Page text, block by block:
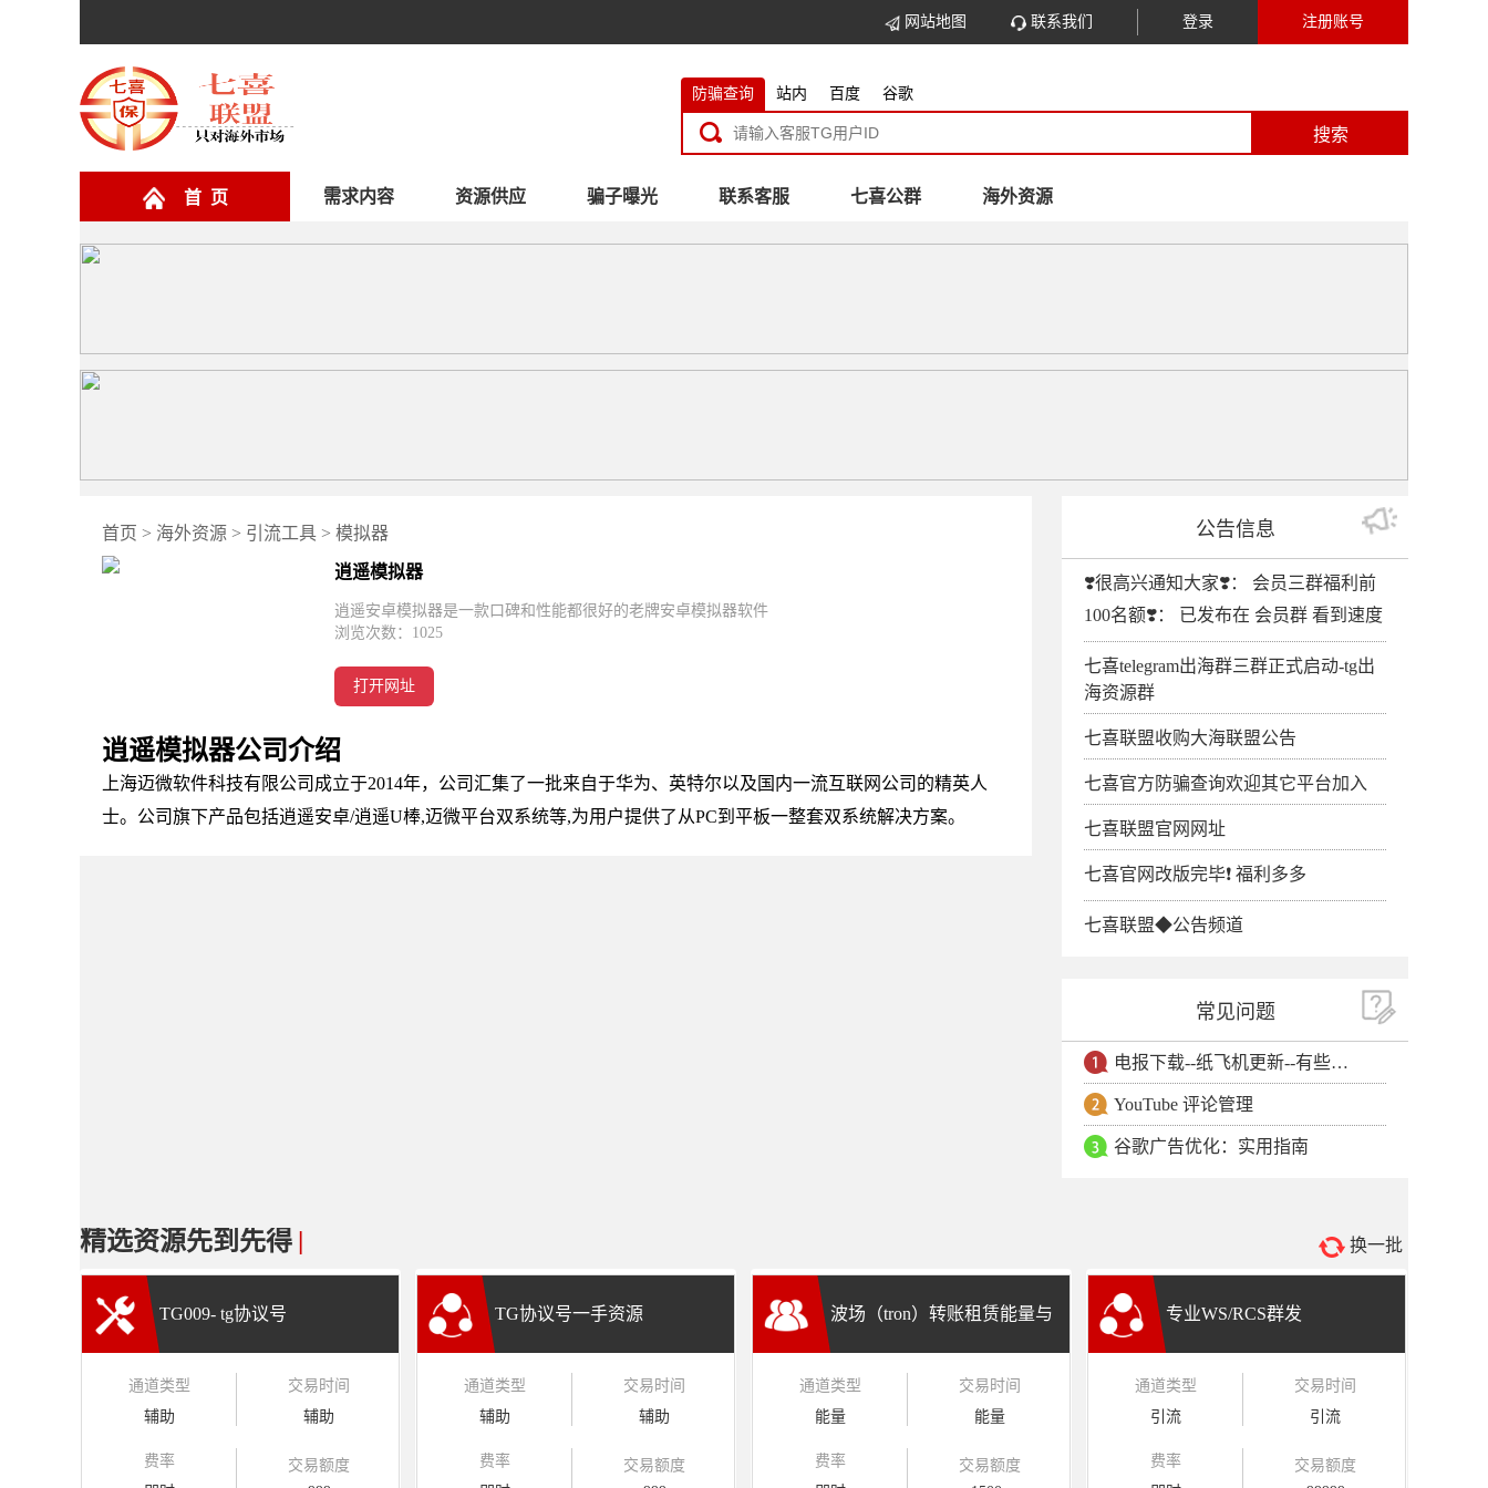
注册账号
登录
联系我们
网站地图
防骗查询 站内 百度 谷歌
搜索
首 页 需求内容 资源供应 骗子曝光 联系客服 七喜公群 海外资源
首页 > 海外资源 > 引流工具 > 模拟器
逍遥模拟器
逍遥安卓模拟器是一款口碑和性能都很好的老牌安卓模拟器软件
浏览次数： 1025
打开网址
逍遥模拟器公司介绍
上海迈微软件科技有限公司成立于2014年，公司汇集了一批来自于华为、英特尔以及国内一流互联网公司的精英人
士。公司旗下产品包括逍遥安卓/逍遥U棒,迈微平台双系统等,为用户提供了从PC到平板一整套双系统解决方案。
公告信息
❣️很高兴通知大家❣️： 会员三群福利前
100名额❣️： 已发布在 会员群 看到速度
七喜telegram出海群三群正式启动-tg出
海资源群
七喜联盟收购大海联盟公告
七喜官方防骗查询欢迎其它平台加入
七喜联盟官网网址
七喜官网改版完毕❗️ 福利多多
七喜联盟◆公告频道
常见问题
电报下载--纸飞机更新--有些用户安卓手机无法更新电报软件
YouTube 评论管理
谷歌广告优化：实用指南
精选资源先到先得 | 换一批
TG009- tg协议号
通道类型
辅助
交易时间
辅助
费率
交易额度
TG协议号一手资源
通道类型
辅助
交易时间
辅助
费率
交易额度
波场（tron）转账租赁能量与
通道类型
能量
交易时间
能量
费率
交易额度
专业WS/RCS群发
通道类型
引流
交易时间
引流
费率
交易额度